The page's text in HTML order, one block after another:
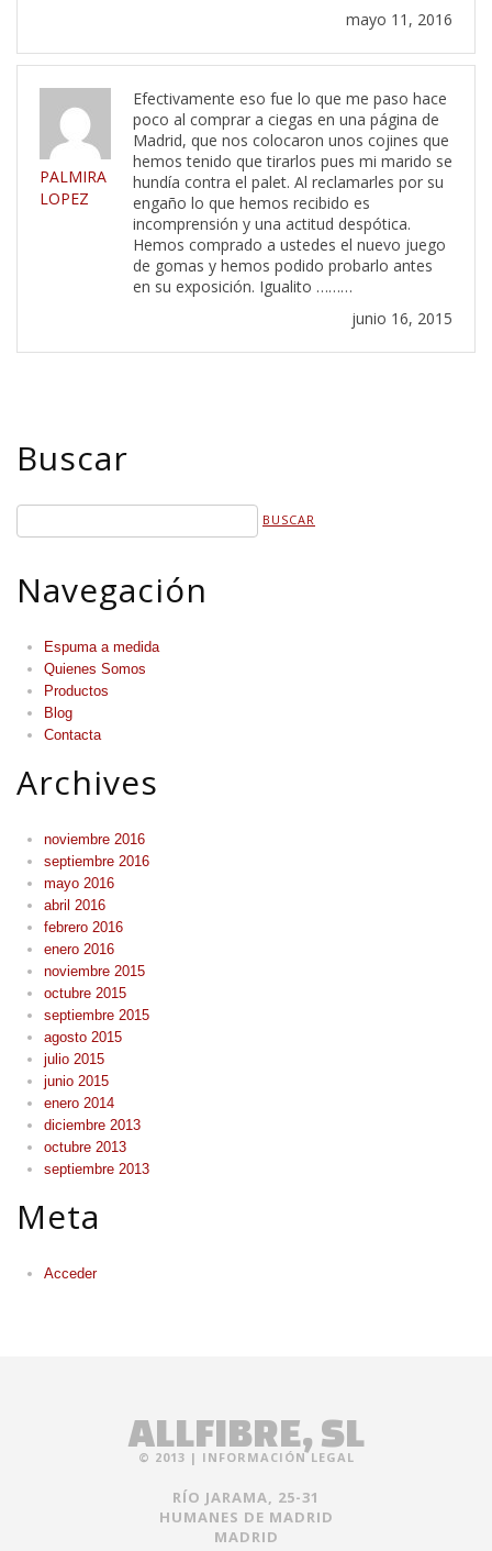
mayo 11, 2016
PALMIRA
LOPEZ
Efectivamente eso fue lo que me paso hace
poco al comprar a ciegas en una página de
Madrid, que nos colocaron unos cojines que
hemos tenido que tirarlos pues mi marido se
hundía contra el palet. Al reclamarles por su
engaño lo que hemos recibido es
incomprensión y una actitud despótica.
Hemos comprado a ustedes el nuevo juego
de gomas y hemos podido probarlo antes
en su exposición. Igualito ………
junio 16, 2015
Buscar
Navegación
Espuma a medida
Quienes Somos
Productos
Blog
Contacta
Archives
noviembre 2016
septiembre 2016
mayo 2016
abril 2016
febrero 2016
enero 2016
noviembre 2015
octubre 2015
septiembre 2015
agosto 2015
julio 2015
junio 2015
enero 2014
diciembre 2013
octubre 2013
septiembre 2013
Meta
Acceder
ALLFIBRE, SL
© 2013 | INFORMACIÓN LEGAL
RÍO JARAMA, 25-31
HUMANES DE MADRID
MADRID